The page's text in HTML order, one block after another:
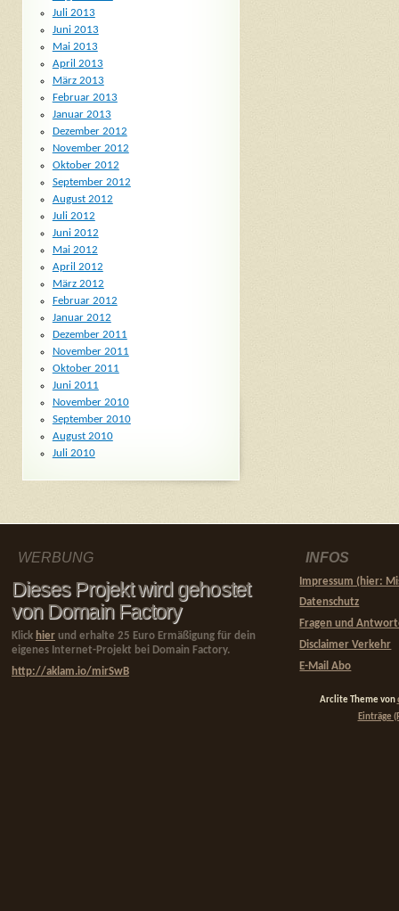
Juli 2013
Juni 2013
Mai 2013
April 2013
März 2013
Februar 2013
Januar 2013
Dezember 2012
November 2012
Oktober 2012
September 2012
August 2012
Juli 2012
Juni 2012
Mai 2012
April 2012
März 2012
Februar 2012
Januar 2012
Dezember 2011
November 2011
Oktober 2011
Juni 2011
November 2010
September 2010
August 2010
Juli 2010
WERBUNG
Dieses Projekt wird gehostet
von Domain Factory
Klick hier und erhalte 25 Euro Ermäßigung für dein
eigenes Internet-Projekt bei Domain Factory.
http://aklam.io/mirSwB
INFOS
Impressum (hier:
Datenschutz
Fragen und
Disclaimer Verkehr
E-Mail Abo
Arclite Theme von
Einträge